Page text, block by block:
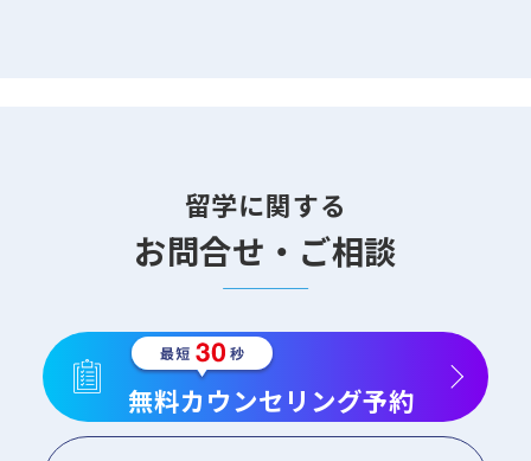
留学に関する
お問合せ・ご相談
無料カウンセリング予約